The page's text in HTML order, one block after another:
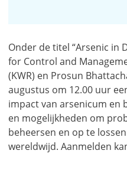
Onder de titel “Arsenic in
for Control and
(KWR) en Prosun
augustus om 12.00 uur
impact van arsenicum en
en mogelijkheden om
beheersen en op te
wereldwijd. Aanmelden